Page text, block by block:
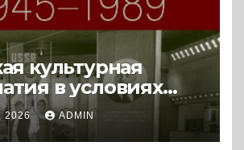
культурная
в условиях
войны. 1945-1989.
2026 ADMIN